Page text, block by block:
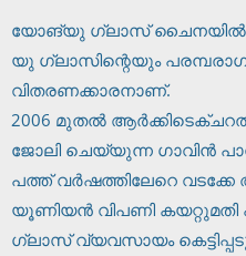
യോങ്‌യു ഗ്ലാസ്
യു ഗ്ലാസിന്റെയും
വിതരണക്കാരനാണ്.
2006 മുതൽ
ജോലി ചെയ്യുന്ന ഗാവിൻ
പത്ത് വർഷത്തിലേറെ
യൂണിയൻ വിപണി കയറ്റുമതി
ഗ്ലാസ് വ്യവസായം